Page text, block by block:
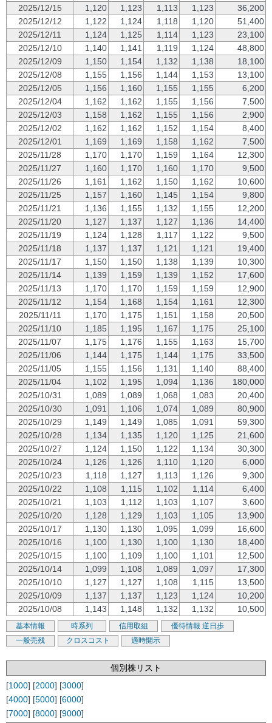
2025/12/15
1,120 1,123 1,113 1,123
36,200
2025/12/12
1,122 1,124 1,118 1,120
51,400
2025/12/11
1,124 1,125 1,114 1,123
23,100
2025/12/10
1,140 1,141 1,119 1,124
48,800
2025/12/09
1,150 1,154 1,132 1,138
18,100
2025/12/08
1,155 1,156 1,144 1,153
13,100
2025/12/05
1,156 1,160 1,155 1,155
6,200
2025/12/04
1,162 1,162 1,155 1,156
7,500
2025/12/03
1,158 1,162 1,155 1,156
2,900
2025/12/02
1,162 1,162 1,152 1,154
8,400
2025/12/01
1,169 1,169 1,158 1,162
7,500
2025/11/28
1,170 1,170 1,159 1,164
12,300
2025/11/27
1,160 1,170 1,160 1,170
9,500
2025/11/26
1,161 1,162 1,150 1,162
10,600
2025/11/25
1,157 1,160 1,145 1,154
9,800
2025/11/21
1,136 1,155 1,132 1,155
12,200
2025/11/20
1,127 1,137 1,127 1,136
14,400
2025/11/19
1,124 1,128 1,117 1,122
9,500
2025/11/18
1,137 1,137 1,121 1,121
19,400
2025/11/17
1,150 1,150 1,138 1,139
10,300
2025/11/14
1,139 1,159 1,139 1,152
17,600
2025/11/13
1,170 1,170 1,159 1,159
12,900
2025/11/12
1,154 1,168 1,154 1,161
12,300
2025/11/11
1,170 1,175 1,151 1,158
20,500
2025/11/10
1,185 1,195 1,167 1,175
25,100
2025/11/07
1,175 1,176 1,155 1,163
15,700
2025/11/06
1,144 1,175 1,144 1,175
33,500
2025/11/05
1,155 1,156 1,131 1,140
88,400
2025/11/04
1,102 1,195 1,094 1,136
180,000
2025/10/31
1,089 1,089 1,068 1,083
20,400
2025/10/30
1,091 1,106 1,074 1,089
80,900
2025/10/29
1,149 1,149 1,085 1,091
59,300
2025/10/28
1,134 1,135 1,120 1,125
21,600
2025/10/27
1,124 1,150 1,122 1,134
30,300
2025/10/24
1,126 1,126 1,110 1,120
6,000
2025/10/23
1,118 1,127 1,113 1,126
9,300
2025/10/22
1,108 1,115 1,102 1,114
6,400
2025/10/21
1,103 1,112 1,103 1,107
3,600
2025/10/20
1,128 1,129 1,103 1,105
13,900
2025/10/17
1,130 1,130 1,095 1,099
16,600
2025/10/16
1,100 1,130 1,100 1,130
18,400
2025/10/15
1,100 1,109 1,100 1,101
12,500
2025/10/14
1,099 1,108 1,089 1,097
17,300
2025/10/10
1,127 1,127 1,108 1,115
13,500
2025/10/09
1,137 1,137 1,123 1,124
10,200
2025/10/08
1,143 1,148 1,132 1,132 10,500
基本情報 時系列 信用取組 優待情報 逆日歩
一般売残
クロスコスト 適時開示
個別株リスト
[1000] [2000] [3000]
[4000] [5000] [6000]
[7000] [8000] [9000]